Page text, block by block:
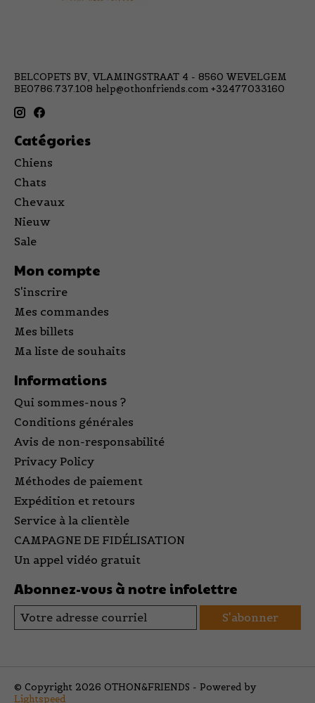
BELCOPETS BV, VLAMINGSTRAAT 4 - 8560 WEVELGEM
BE0786.737.108 help@othonfriends.com +32477033160
Catégories
Chiens
Chats
Chevaux
Nieuw
Sale
Mon compte
S'inscrire
Mes commandes
Mes billets
Ma liste de souhaits
Informations
Qui sommes-nous ?
Conditions générales
Avis de non-responsabilité
Privacy Policy
Méthodes de paiement
Expédition et retours
Service à la clientèle
CAMPAGNE DE FIDÉLISATION
Un appel vidéo gratuit
Abonnez-vous à notre infolettre
S'abonner
© Copyright 2026 OTHON&FRIENDS - Powered by
Lightspeed